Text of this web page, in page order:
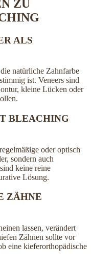
ZU
ALS
natürliche Zahnfarbe
ist. Veneers sind
kleine Lücken oder
BLEACHING
oder optisch
sondern auch
keine reine
Lösung.
ZÄHNE
lassen, verändert
Zähnen sollte vor
eine kieferorthopädische